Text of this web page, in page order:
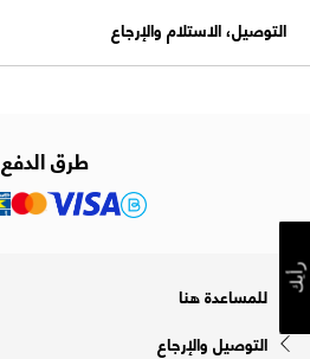
التوصيل، الاستلام والإرجاع
طرق الدفع
للمساعدة هنا
التوصيل والإرجاع
رأيك